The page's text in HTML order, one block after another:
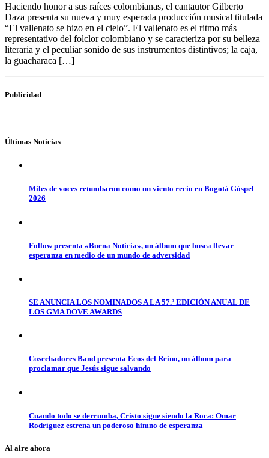
Haciendo honor a sus raíces colombianas, el cantautor Gilberto
Daza presenta su nueva y muy esperada producción musical titulada
“El vallenato se hizo en el cielo”. El vallenato es el ritmo más
representativo del folclor colombiano y se caracteriza por su belleza
literaria y el peculiar sonido de sus instrumentos distintivos; la caja,
la guacharaca […]
Publicidad
Últimas Noticias
Miles de voces retumbaron como un viento recio en Bogotá Góspel
2026
Follow presenta «Buena Noticia», un álbum que busca llevar
esperanza en medio de un mundo de adversidad
SE ANUNCIA LOS NOMINADOS A LA 57.ª EDICIÓN ANUAL DE
LOS GMA DOVE AWARDS
Cosechadores Band presenta Ecos del Reino, un álbum para
proclamar que Jesús sigue salvando
Cuando todo se derrumba, Cristo sigue siendo la Roca: Omar
Rodríguez estrena un poderoso himno de esperanza
Al aire ahora